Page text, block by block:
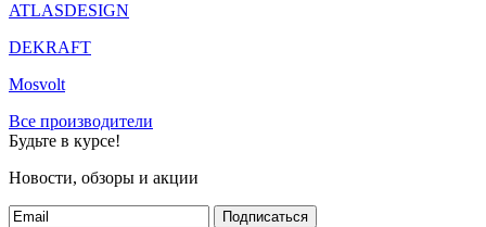
ATLASDESIGN
DEKRAFT
Mosvolt
Все производители
Будьте в курсе!
Новости, обзоры и акции
Подписаться